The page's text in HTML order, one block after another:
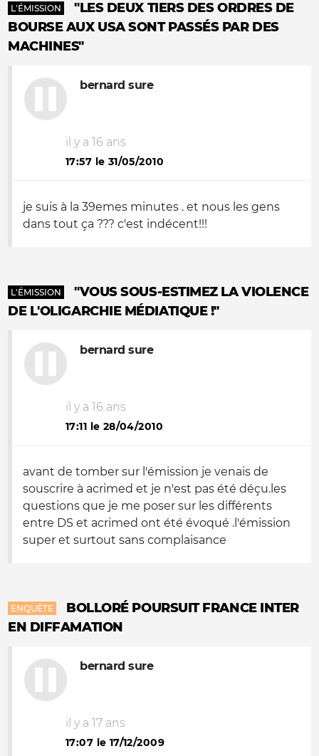
L'ÉMISSION
"LES DEUX TIERS DES ORDRES DE
BOURSE AUX USA SONT PASSÉS PAR DES
MACHINES"
bernard sure
il y a 16 ans
17:57 le 31/05/2010
je suis à la 39emes minutes . et nous les gens
dans tout ça ??? c'est indécent!!!
L'ÉMISSION
"VOUS SOUS-ESTIMEZ LA VIOLENCE
DE L'OLIGARCHIE MÉDIATIQUE !"
bernard sure
il y a 16 ans
17:11 le 28/04/2010
avant de tomber sur l'émission je venais de
souscrire à acrimed et je n'est pas été déçu.les
questions que je me poser sur les différents
entre DS et acrimed ont été évoqué .l'émission
super et surtout sans complaisance
ENQUÊTE
BOLLORÉ POURSUIT FRANCE INTER
EN DIFFAMATION
bernard sure
il y a 17 ans
17:07 le 17/12/2009